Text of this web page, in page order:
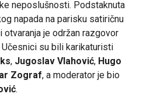
neposlušnosti. Podstaknuta
napada na parisku satiričnu
otvaranja je održan razgovor
su bili karikaturisti
, Jugoslav Vlahović, Hugo
Zograf, a moderator je bio
.